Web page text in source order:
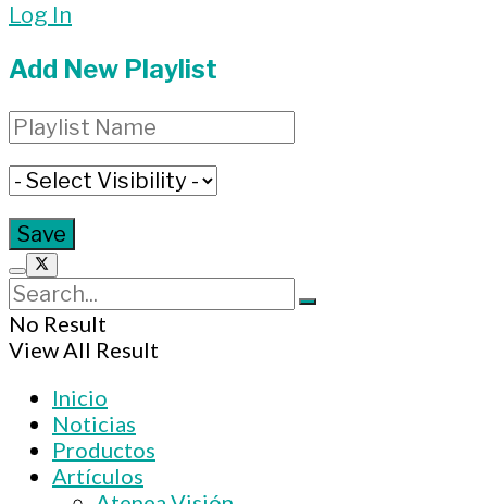
Log In
Add New Playlist
No Result
View All Result
Inicio
Noticias
Productos
Artículos